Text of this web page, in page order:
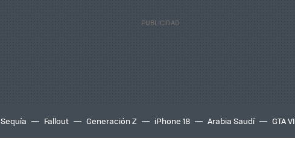
Sequía Fallout Generación Z iPhone 18 Arabia Saudí GTA VI